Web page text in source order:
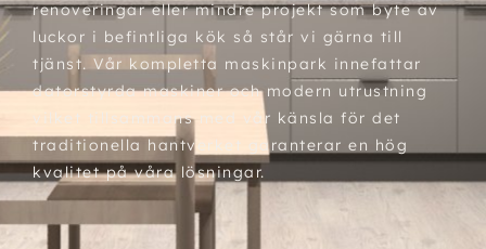
renoveringar eller mindre projekt som byte av
luckor i befintliga kök så står vi gärna till
tjänst. Vår kompletta maskinpark innefattar
datorstyrda maskiner och modern utrustning
vilket tillsammans med vår känsla för det
traditionella hantverket garanterar en hög
kvalitet på våra lösningar.